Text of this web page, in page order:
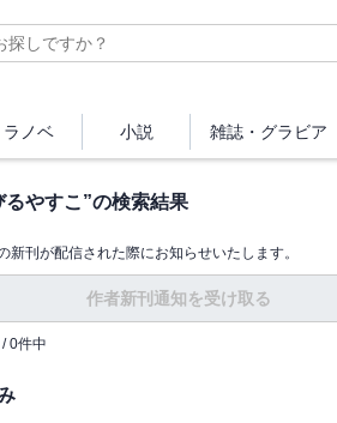
ラノベ 小説 雑誌・ グラビア
るやすこ ”の検索結果
新刊が配信された際にお知らせいたします。
作者新刊通知を受け取る
0件中